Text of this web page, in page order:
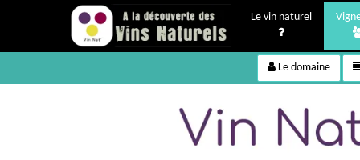
Le vin naturel
Le domaine